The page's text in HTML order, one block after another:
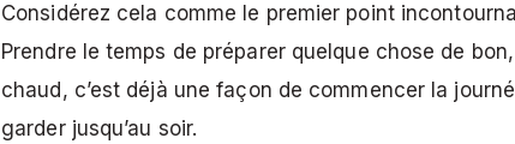
Considérez cela comme le premier point
Prendre le temps de préparer quelque chose de
chaud, c’est déjà une façon de commencer la
garder jusqu’au soir.